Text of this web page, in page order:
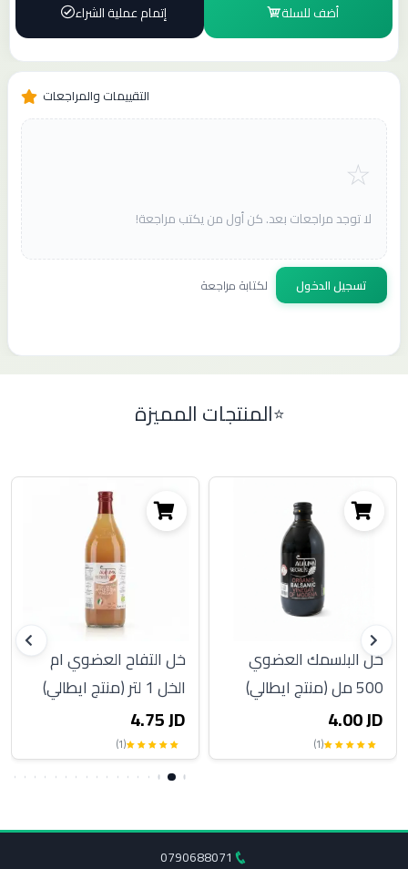
أضف للسلة إتمام عملية الشراء
التقييمات والمراجعات
لا توجد مراجعات بعد. كن أول من يكتب مراجعة!
تسجيل الدخول لكتابة مراجعة
المنتجات المميزة
خل البلسمك العضوي
500 مل (منتج ايطالي)
4.00 JD
(1)
خل التفاح العضوي ام
الخل 1 لتر (منتج ايطالي)
4.75 JD
(1)
0790688071